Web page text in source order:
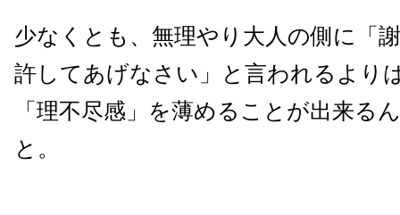
少なくとも、無理やり大人の側に「
許してあげなさい」と言われるより
「理不尽感」を薄めることが出来る
と。